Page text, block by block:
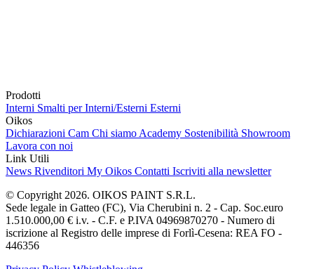
Prodotti
Interni Smalti per Interni/Esterni Esterni
Oikos
Dichiarazioni Cam Chi siamo Academy Sostenibilità Showroom
Lavora con noi
Link Utili
News Rivenditori My Oikos Contatti Iscriviti alla newsletter
© Copyright 2026. OIKOS PAINT S.R.L.
Sede legale in Gatteo (FC), Via Cherubini n. 2 - Cap. Soc.euro
1.510.000,00 € i.v. - C.F. e P.IVA 04969870270 - Numero di
iscrizione al Registro delle imprese di Forlì-Cesena: REA FO -
446356